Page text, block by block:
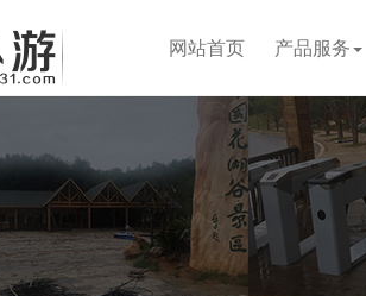
网站首页 产品服务